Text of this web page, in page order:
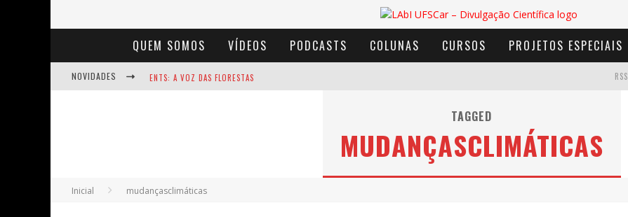
QUEM SOMOS VÍDEOS PODCASTS COLUNAS CURSOS PROJETOS ESPECIAIS
NOVIDADES ENTS: A VOZ DAS FLORESTAS
BAÚ DE HISTÓRIAS - A JAMAIS IMAGINADA AVENTURA COM OS MOINHOS DE VENTO
RSS
TAGGED
MUDANÇASCLIMÁTICAS
Inicial mudançasclimáticas